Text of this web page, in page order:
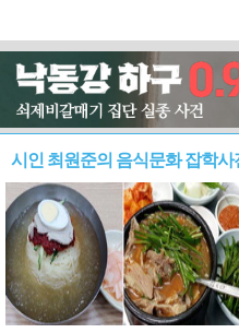
시인 최원준의 음식문화 잡학사